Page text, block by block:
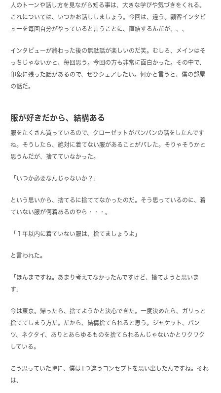
人のトーンや話し方を見ながら知る事は、大きな学びや気づきをくれる。
これについては、いつかお話ししましょう。今回は、違う。顧客インタビ
ューを毎回自分がやっていると言うことに、直結するんだが、、、
インタビューが終わった後の無駄話が楽しいのだ笑。むしろ、メインはそ
っちじゃないかと、毎回思う。今回の方も非常に面白かった。その中で、
印象に残った話があるので、ぜひシェアしたい。何かと言うと、僕の部屋
の話だ。
服が好きだから、結構ある
服をたくさん買っているので、クローゼットがパンパンの話をしたんです
ね。そうしたら、絶対に着てない服があることがバレた。そりゃそうかと
思うんだが、捨てていなかった。
「いつか必要なんじゃないか？」
という思いから、捨てるに捨ててなかったのだ。そう思っているのに、着
ていない服が何着あるのやら・・・。
「１年以内に着ていない服は、捨てましょうよ」
と言われた。
「ほんまですね。あまり考えてなかったんですけど、捨てようと思いま
す」
今は東京。帰ったら、捨てようかと決心できた。一度決めたら、ガリっと
捨ててしまう方だ。だから、結構捨てられると思う。ジャケット、パン
ツ、ネクタイ、ありとあらゆるものを捨てられるんじゃないかとワクワク
している。
こう思っていた時に、僕は1つ違うコンセプトを思い出したんですね。それ
は、